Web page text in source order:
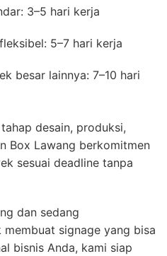
3–5 hari kerja
5–7 hari kerja
besar lainnya: 7–10 hari
desain, produksi,
Box Lawang berkomitmen
sesuai deadline tanpa
dan sedang
signage yang bisa
bisnis Anda, kami siap